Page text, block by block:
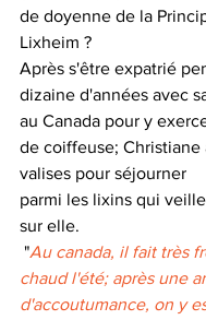
de doyenne de la
Lixheim ?
Après s'être expatrié
dizaine d'années avec
au Canada pour y
de coiffeuse; Christiane
valises pour séjourner
parmi les lixins qui
sur elle.
"Au canada, il fait très
chaud l'été; après une
d'accoutumance, on y